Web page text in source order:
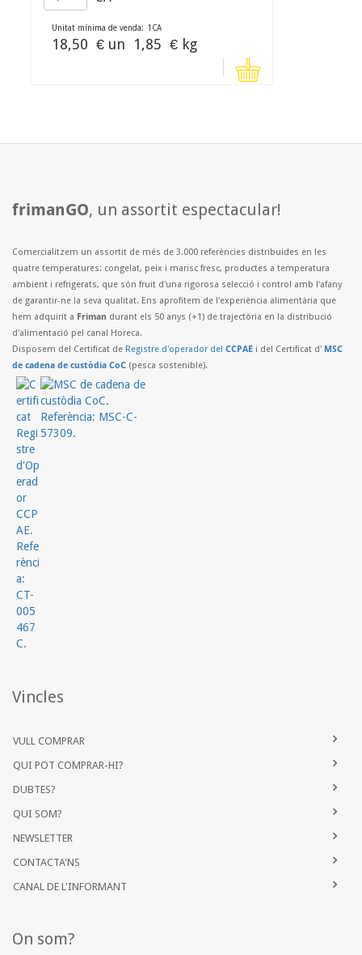
Unitat mínima de venda: 1 CA
18,50 € un 1,85 € kg
frimanGO, un assortit espectacular!
Comercialitzem un assortit de més de 3.000 referències distribuides en les
quatre temperatures: congelat, peix i marisc fresc, productes a temperatura
ambient i refrigerats, que són fruit d'una rigorosa selecció i control amb l'afany
de garantir-ne la seva qualitat. Ens aprofitem de l'experiència alimentària que
hem adquirit a Friman durant els 50 anys (+1) de trajectòria en la distribució
d'alimentació pel canal Horeca.
Disposem del Certificat de Registre d'operador del CCPAE i del Certificat d' MSC
de cadena de custòdia CoC (pesca sostenible).
Vincles
VULL COMPRAR
QUI POT COMPRAR-HI?
DUBTES?
QUI SOM?
NEWSLETTER
CONTACTA'NS
CANAL DE L'INFORMANT
On som?